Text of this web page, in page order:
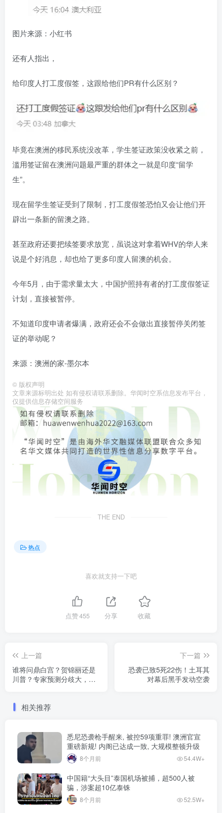
图片来源：小红书
还有人指出，
给印度人打工度假签，这跟给他们PR有什么区别？
毕竟在澳洲的移民系统没改革，学生签证政策没收紧之前，
滥用签证留在澳洲问题最严重的群体之一就是印度“留学
生”。
现在留学生签证受到了限制，打工度假签恐怕又会让他们开
辟出一条新的留澳之路。
甚至政府还要把续签要求放宽，虽说这对拿着WHV的华人来
说是个好消息，却也给了更多印度人留澳的机会。
今年5月，由于需求量太大，中国护照持有者的打工度假签证
计划，直接被暂停。
不知道印度申请者爆满，政府还会不会做出直接暂停关闭签
证的举动呢？
来源：澳洲的家-墨尔本
© 版权声明
文章来源标明出处 如有侵权请联系删除。华闻时空系信息发布平台，
仅提供信息存储空间服务
THE END
热点
喜欢就支持一下吧
点赞455 分享 收藏
上一篇
谁将问鼎白宫？贺锦丽还是
川普？专家预测分歧大，网
下一篇
恐袭已致5死22伤！土耳其
对幕后黑手发动空袭
相关推荐
悉尼恐袭枪手醒来, 被控59项重罪! 澳洲官宣
重磅新规! 内阁已达成一致, 大规模整顿升级
8个月前 54.4W+
中国籍“大头目”泰国机场被捕，超500人被
骗，涉案超10亿泰铢
8个月前 52.5W+